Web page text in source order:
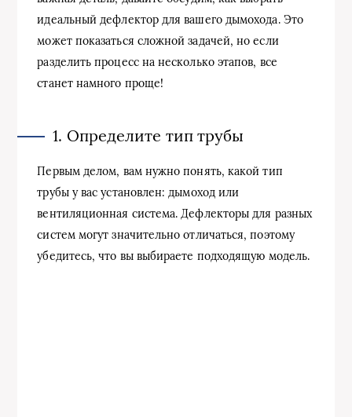
идеальный дефлектор для вашего дымохода. Это
может показаться сложной задачей, но если
разделить процесс на несколько этапов, все
станет намного проще!
1. Определите тип трубы
Первым делом, вам нужно понять, какой тип
трубы у вас установлен: дымоход или
вентиляционная система. Дефлекторы для разных
систем могут значительно отличаться, поэтому
убедитесь, что вы выбираете подходящую модель.